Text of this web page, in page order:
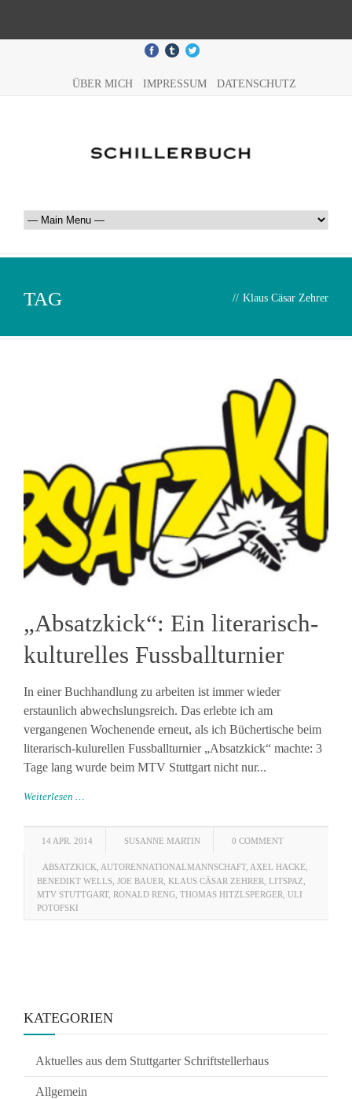
ÜBER MICH IMPRESSUM DATENSCHUTZ
TAG // Klaus Cäsar Zehrer
„Absatzkick“: Ein literarisch-
kulturelles Fussballturnier
In einer Buchhandlung zu arbeiten ist immer wieder
erstaunlich abwechslungsreich. Das erlebte ich am
vergangenen Wochenende erneut, als ich Büchertische beim
literarisch-kulurellen Fussballturnier „Absatzkick“ machte: 3
Tage lang wurde beim MTV Stuttgart nicht nur...
Weiterlesen …
14 APR. 2014 SUSANNE MARTIN 0 COMMENT
ABSATZKICK AUTORENNATIONALMANNSCHAFT, AXEL HACKE
BENEDIKT WELLS JOE BAUER KLAUS CÄSAR ZEHRER LITSPAZ
MTV STUTTGART, RONALD RENG THOMAS HITZLSPERGER ULI
POTOFSKI
KATEGORIEN
Aktuelles aus dem Stuttgarter Schriftstellerhaus
Allgemein